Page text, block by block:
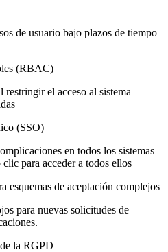
de usuario bajo plazos de tiempo
(RBAC)
el acceso al sistema
(SSO)
en todos los sistemas
para acceder a todos ellos
esquemas de aceptación complejos
para nuevas solicitudes de
la RGPD